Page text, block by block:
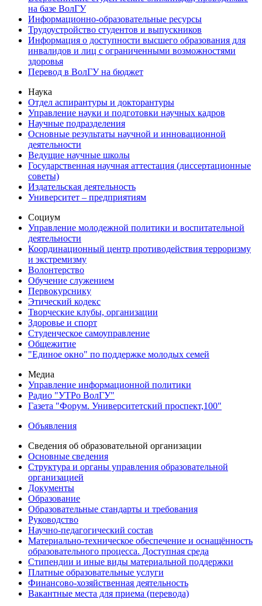
на базе ВолГУ
Информационно-образовательные ресурсы
Трудоустройство студентов и выпускников
Информация о доступности высшего образования для
инвалидов и лиц с ограниченными возможностями
здоровья
Перевод в ВолГУ на бюджет
Наука
Отдел аспирантуры и докторантуры
Управление науки и подготовки научных кадров
Научные подразделения
Основные результаты научной и инновационной
деятельности
Ведущие научные школы
Государственная научная аттестация (диссертационные
советы)
Издательская деятельность
Университет – предприятиям
Социум
Управление молодежной политики и воспитательной
деятельности
Координационный центр противодействия терроризму
и экстремизму
Волонтерство
Обучение служением
Первокурснику
Этический кодекс
Творческие клубы, организации
Здоровье и спорт
Студенческое самоуправление
Общежитие
"Единое окно" по поддержке молодых семей
Медиа
Управление информационной политики
Радио "УТРо ВолГУ"
Газета "Форум. Университетский проспект,100"
Объявления
Сведения об образовательной организации
Основные сведения
Структура и органы управления образовательной
организацией
Документы
Образование
Образовательные стандарты и требования
Руководство
Научно-педагогический состав
Материально-техническое обеспечение и оснащённость
образовательного процесса. Доступная среда
Стипендии и иные виды материальной поддержки
Платные образовательные услуги
Финансово-хозяйственная деятельность
Вакантные места для приема (перевода)